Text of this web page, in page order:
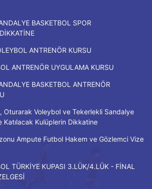
BASKETBOL SPOR
ANTRENÖR KURSU
ANTRENÖR UYGULAMA KURSU
BASKETBOL ANTRENÖR
Oturarak Voleybol ve Tekerlekli Sandalye
Katılacak Kulüplerin Dikkatine
Ampute Futbol Hakem ve Gözlemci Vize
TÜRKİYE KUPASI 3.LÜK/4.LÜK - FİNAL